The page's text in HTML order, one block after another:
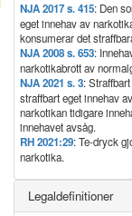
NJA 2017 s. 415: Den
eget innehav av
konsumerar det
NJA 2008 s. 653:
narkotikabrott av
NJA 2021 s. 3:
straffbart eget innehav
narkotikan tidigare
innehavet avsåg.
RH 2021:29: Te-dryck
narkotika.
Legaldefinitioner